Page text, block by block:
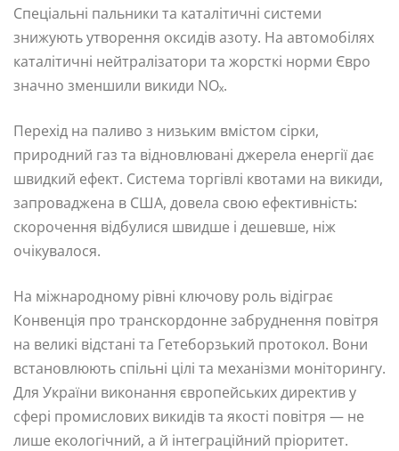
Спеціальні пальники та каталітичні системи
знижують утворення оксидів азоту. На автомобілях
каталітичні нейтралізатори та жорсткі норми Євро
значно зменшили викиди NOₓ.
Перехід на паливо з низьким вмістом сірки,
природний газ та відновлювані джерела енергії дає
швидкий ефект. Система торгівлі квотами на викиди,
запроваджена в США, довела свою ефективність:
скорочення відбулися швидше і дешевше, ніж
очікувалося.
На міжнародному рівні ключову роль відіграє
Конвенція про транскордонне забруднення повітря
на великі відстані та Гетеборзький протокол. Вони
встановлюють спільні цілі та механізми моніторингу.
Для України виконання європейських директив у
сфері промислових викидів та якості повітря — не
лише екологічний, а й інтеграційний пріоритет.